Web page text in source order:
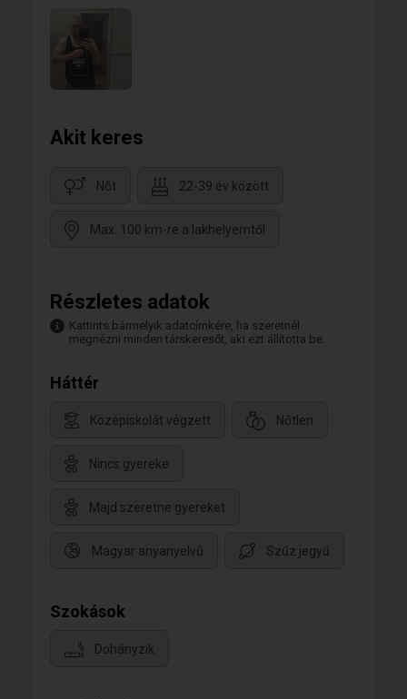
Akit keres
Nőt 22-39 év között
Max. 100 km-re a lakhelyemtől
Részletes adatok
Kattints bármelyik adatcímkére, ha szeretnél
megnézni minden társkeresőt, aki ezt állította be.
Háttér
Középiskolát végzett Nőtlen
Nincs gyereke
Majd szeretne gyereket
Magyar anyanyelvű Szűz jegyű
Szokások
Dohányzik